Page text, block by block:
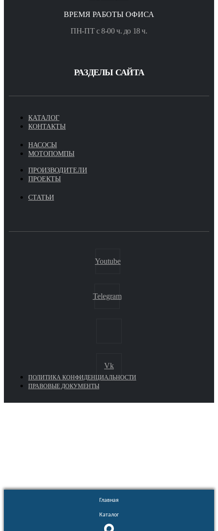
ВРЕМЯ РАБОТЫ ОФИСА
ПН-ПТ с 8-00 ч. до 18 ч.
РАЗДЕЛЫ САЙТА
КАТАЛОГ
КОНТАКТЫ
НАСОСЫ
МОТОПОМПЫ
ПРОИЗВОДИТЕЛИ
ПРОЕКТЫ
СТАТЬИ
Youtube
Telegram
Vk
ПОЛИТИКА КОНФИДЕНЦИАЛЬНОСТИ
ПРАВОВЫЕ ДОКУМЕНТЫ
Главная
Каталог